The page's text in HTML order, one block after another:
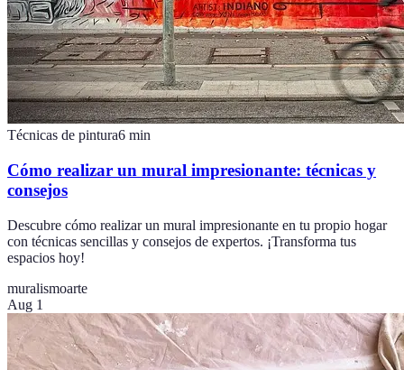
Técnicas de pintura6 min
Cómo realizar un mural impresionante: técnicas y
consejos
Descubre cómo realizar un mural impresionante en tu propio hogar
con técnicas sencillas y consejos de expertos. ¡Transforma tus
espacios hoy!
muralismoarte
Aug 1